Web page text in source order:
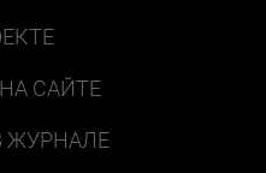
САЙТЕ
ЖУРНАЛЕ